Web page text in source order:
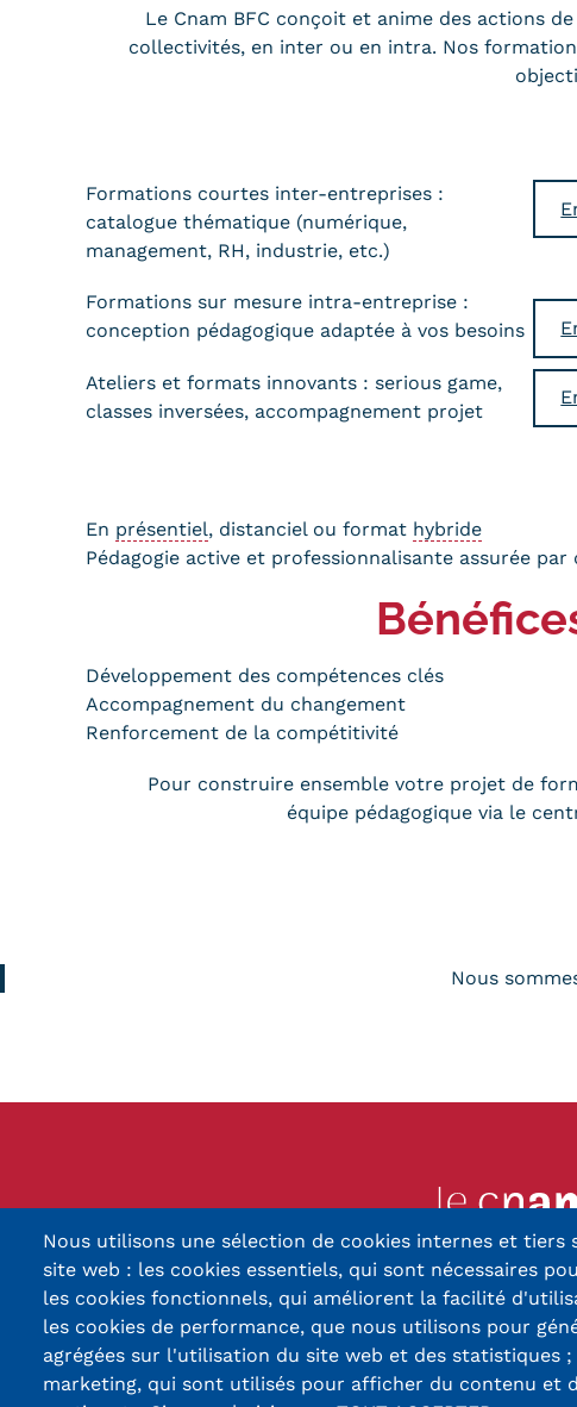
Le Cnam BFC conçoit et anime des actions
collectivités, en inter ou en intra. Nos
Formations courtes inter-entreprises :
catalogue thématique (numérique,
management, RH, industrie, etc.)
Formations sur mesure intra-entreprise :
conception pédagogique adaptée à vos besoins
Ateliers et formats innovants : serious game,
classes inversées, accompagnement projet
En présentiel, distanciel ou format hybride
Pédagogie active et professionnalisante assurée
Développement des compétences clés
Accompagnement du changement
Renforcement de la compétitivité
Pour construire ensemble votre projet de
équipe pédagogique via le
Nous
13, Rue Ernest Thierry-
90010 BELFORT
03 84 58 33
Nous utilisons une sélection de cookies internes et tiers
site web : les cookies essentiels, qui sont nécessaires
les cookies fonctionnels, qui améliorent la facilité
les cookies de performance, que nous utilisons pour
agrégées sur l'utilisation du site web et des statistiques
marketing, qui sont utilisés pour afficher du contenu et